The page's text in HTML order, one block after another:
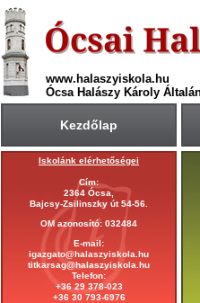
www.halaszyiskola.hu
Ócsa Halászy Károly
Kezdőlap
Iskolánk elérhetőségei
Cím:
2364 Ócsa,
Bajcsy-Zsilinszky út 54-56.
OM azonosító: 032484
E-mail:
igazgato@halaszyiskola.hu
titkarsag@halaszyiskola.hu
Telefon:
+36 29 378-023
+36 30 793-6976